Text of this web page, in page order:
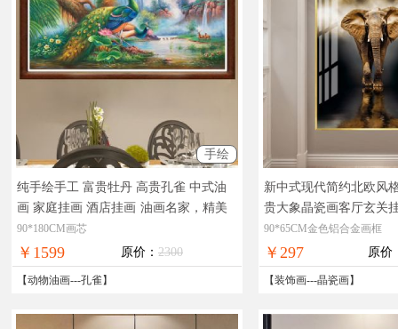
手绘
纯手绘手工 富贵牡丹 高贵孔雀 中式油
画 家庭挂画 酒店挂画 油画名家，精美
油画，在线支付，全国免邮
90*180CM画芯
￥1599 原价： 2300
【动物油画---孔雀 】
新中式现代简约北欧风
贵大象晶瓷画客厅玄关
现货图片，在线支付，
90*65CM金色铝合金画框
￥297 原价
【装饰画---晶瓷画】